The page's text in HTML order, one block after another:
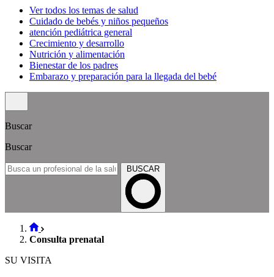
Ver todos los temas de salud
Cuidado de bebés y niños pequeños
atención pediátrica general
Crecimiento y desarrollo
Nutrición y alimentación
Bienestar de los padres
Embarazo y preparación para la llegada del bebé
Buscar
Buscar
BUSCAR
Consulta prenatal
SU VISITA